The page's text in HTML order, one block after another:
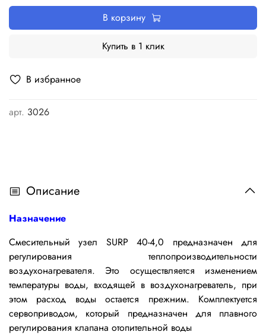
В избранное
арт. 3026
В корзину
Купить в 1 клик
Описание
Назначение
Смесительный узел SURP 40-4,0 предназначен для
регулирования теплопроизводительности
воздухонагревателя. Это осуществляется изменением
температуры воды, входящей в воздухонагреватель, при
этом расход воды остается прежним. Комплектуется
сервоприводом, который предназначен для плавного
регулирования клапана отопительной воды